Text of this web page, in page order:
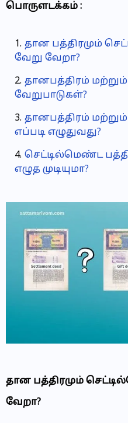
பொருளடக்கம் :
தான பத்திரமும்
வேறு வேறா?
தானபத்திரம்
வேறுபாடுகள்?
தானபத்திரம்
எப்படி எழுதுவது?
செட்டில்மெண்ட
எழுத முடியுமா?
தான பத்திரமும்
வேறா?